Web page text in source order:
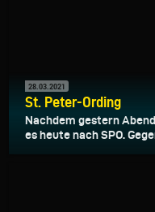
28.03.2021
St. Peter-Ording
Nachdem gestern
es heute nach SPO.